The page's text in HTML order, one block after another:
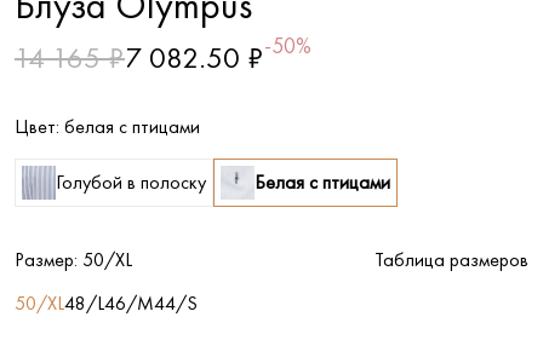
14 165 ₽7 082.50 ₽-50%
Цвет: белая с птицами
Голубой в полоску Белая с птицами
Размер: 50/XL
Таблица размеров
50/XL48/L46/M44/S